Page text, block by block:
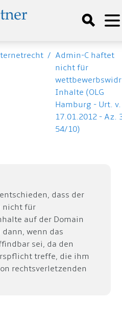
/ Admin-C haftet
nicht für
Inhalte (OLG
Hamburg - Urt. v.
17.01.2012 - Az.
54/10)
dass der
nicht für
auf der Domain
wenn das
sei, da den
treffe, die ihm
rechtsverletzenden